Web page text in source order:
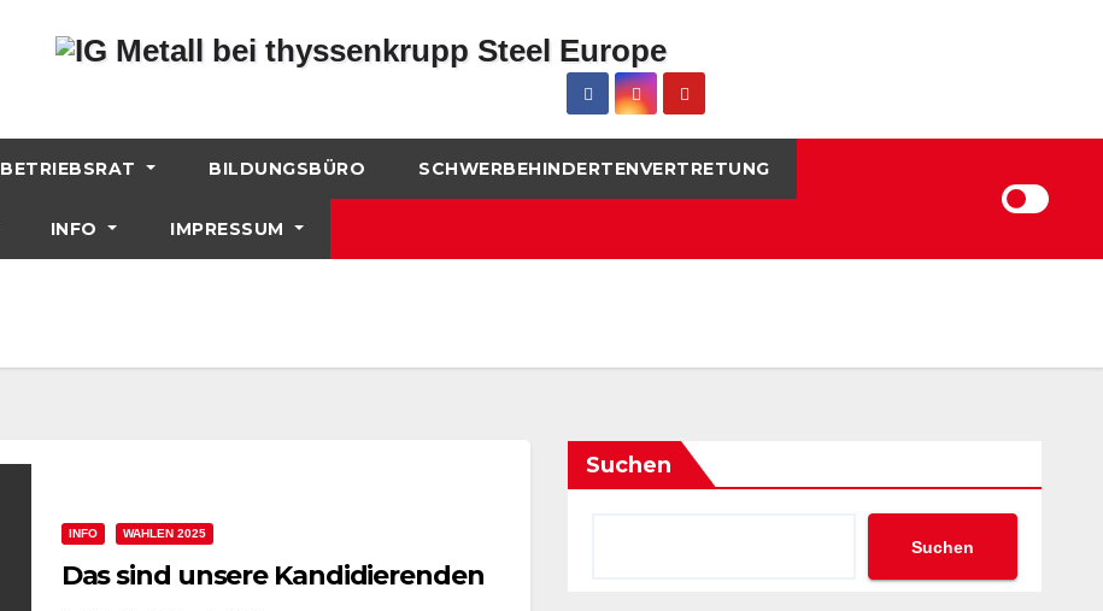
BETRIEBSRAT BILDUNGSBÜRO SCHWERBEHINDERTENVERTRETUNG
INFO IMPRESSUM
INFO WAHLEN 2025
Das sind unsere Kandidierenden
Suchen
Suchen